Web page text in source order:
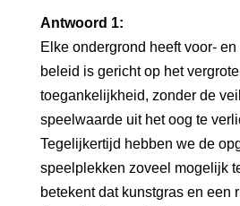
Antwoord 1:
Elke ondergrond heeft voor-
beleid is gericht op het
toegankelijkheid, zonder de
speelwaarde uit het oog te
Tegelijkertijd hebben we de
speelplekken zoveel mogelijk
betekent dat kunstgras en een